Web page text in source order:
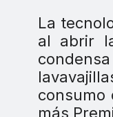
La
al abrir
más